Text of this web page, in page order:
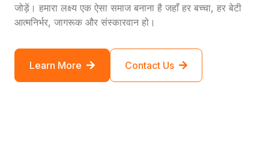
जोड़ें। हमारा लक्ष्य एक ऐसा समाज बनाना है जहाँ हर बच्चा, हर बेटी
आत्मनिर्भर, जागरूक और संस्कारवान हो।
Learn More Contact Us